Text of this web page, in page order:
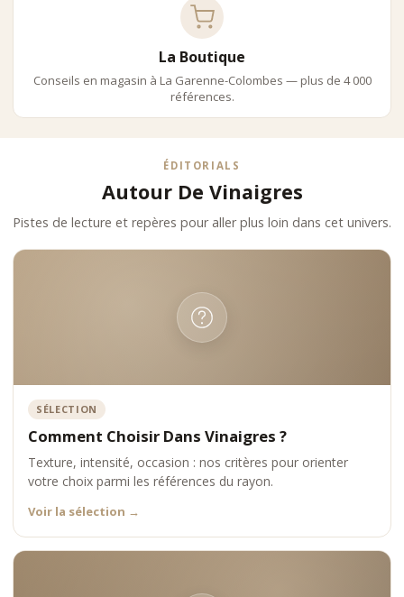
La Boutique
Conseils en magasin à La Garenne-Colombes — plus de 4 000
références.
ÉDITORIALS
Autour De Vinaigres
Pistes de lecture et repères pour aller plus loin dans cet univers.
SÉLECTION
Comment Choisir Dans Vinaigres ?
Texture, intensité, occasion : nos critères pour orienter
votre choix parmi les références du rayon.
Voir la sélection →